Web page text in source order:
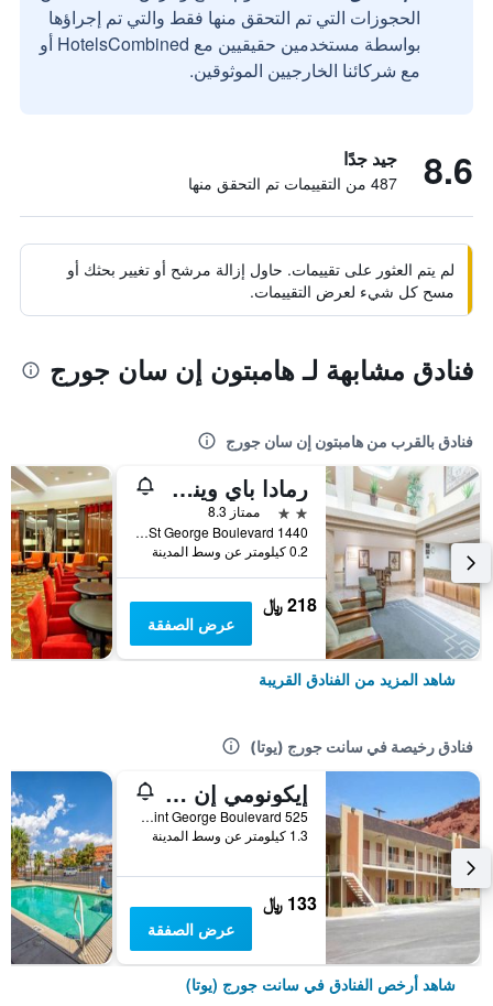
الحجوزات التي تم التحقق منها فقط والتي تم إجراؤها
بواسطة مستخدمين حقيقيين مع HotelsCombined أو
مع شركائنا الخارجيين الموثوقين.
8.6 جيد جدًا
487 من التقييمات تم التحقق منها
لم يتم العثور على تقييمات. حاول إزالة مرشح أو تغيير بحثك أو
مسح كل شيء لعرض التقييمات.
فنادق مشابهة لـ هامبتون إن سان جورج
فنادق بالقرب من هامبتون إن سان جورج
رمادا باي ويندام سانت جورج
2 نجمتين
ممتاز 8.3
1440 East St George Boulevard, سانت جورج (يوتا), UT, الولايات المتحدة الأميريكية
0.2 كيلومتر عن وسط المدينة
218 ﷼
عرض الصفقة
شاهد المزيد من الفنادق القريبة
فنادق رخيصة في سانت جورج (يوتا)
إيكونومي إن آند سويتس
525 East Saint George Boulevard, سانت جورج (يوتا), UT, الولايات المتحدة الأميريكية
1.3 كيلومتر عن وسط المدينة
133 ﷼
عرض الصفقة
شاهد أرخص الفنادق في سانت جورج (يوتا)